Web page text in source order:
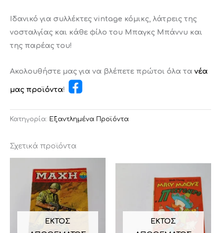
Ιδανικό για συλλέκτες vintage κόμικς, λάτρεις της
νοσταλγίας και κάθε φίλο του Μπαγκς Μπάννυ και
της παρέας του!
Ακολουθήστε μας για να βλέπετε πρώτοι όλα τα νέα
μας προϊόντα!
Κατηγορία: Εξαντλημένα Προϊόντα
Σχετικά προϊόντα
ΕΚΤΌΣ
ΕΚΤΌΣ